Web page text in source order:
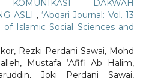
KOMUNIKASI DAKWAH
ASLI ,‘Abqari Journal: Vol. 13
of Islamic Social Sciences and
Rezki Perdani Sawai, Mohd
Mustafa ‘Afifi Ab Halim,
Joki Perdani Sawai,